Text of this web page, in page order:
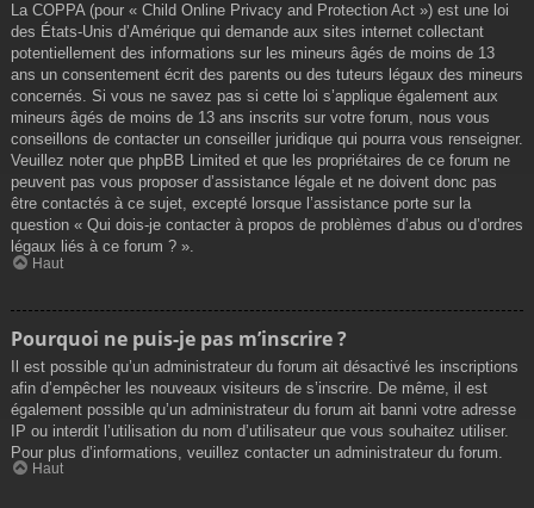
La COPPA (pour « Child Online Privacy and Protection Act ») est une loi
des États-Unis d’Amérique qui demande aux sites internet collectant
potentiellement des informations sur les mineurs âgés de moins de 13
ans un consentement écrit des parents ou des tuteurs légaux des mineurs
concernés. Si vous ne savez pas si cette loi s’applique également aux
mineurs âgés de moins de 13 ans inscrits sur votre forum, nous vous
conseillons de contacter un conseiller juridique qui pourra vous renseigner.
Veuillez noter que phpBB Limited et que les propriétaires de ce forum ne
peuvent pas vous proposer d’assistance légale et ne doivent donc pas
être contactés à ce sujet, excepté lorsque l’assistance porte sur la
question « Qui dois-je contacter à propos de problèmes d’abus ou d’ordres
légaux liés à ce forum ? ».
Haut
Pourquoi ne puis-je pas m’inscrire ?
Il est possible qu’un administrateur du forum ait désactivé les inscriptions
afin d’empêcher les nouveaux visiteurs de s’inscrire. De même, il est
également possible qu’un administrateur du forum ait banni votre adresse
IP ou interdit l’utilisation du nom d’utilisateur que vous souhaitez utiliser.
Pour plus d’informations, veuillez contacter un administrateur du forum.
Haut